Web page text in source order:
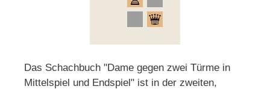
Das Schachbuch "Dame gegen zwei Türme in
Mittelspiel und Endspiel" ist in der zweiten,